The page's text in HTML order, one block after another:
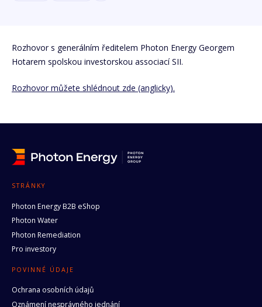
Rozhovor s generálním ředitelem Photon Energy Georgem
Hotarem spolskou investorskou associací SII.
Rozhovor můžete shlédnout zde (anglicky).
STRÁNKY
Photon Energy B2B eShop
Photon Water
Photon Remediation
Pro investory
POVINNÉ ÚDAJE
Ochrana osobních údajů
Oznámení nesprávného jednání